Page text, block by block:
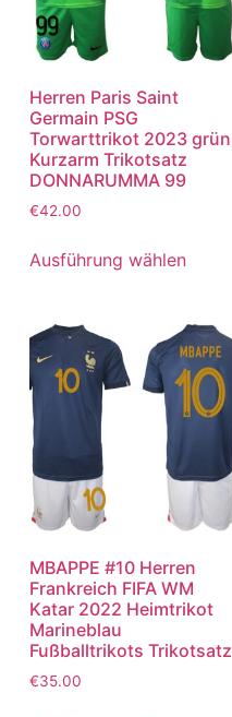
Herren Paris Saint
Germain PSG
Torwarttrikot 2023 grün
Kurzarm Trikotsatz
DONNARUMMA 99
€42.00
Ausführung wählen
MBAPPE #10 Herren
Frankreich FIFA WM
Katar 2022 Heimtrikot
Marineblau
Fußballtrikots Trikotsatz
€35.00